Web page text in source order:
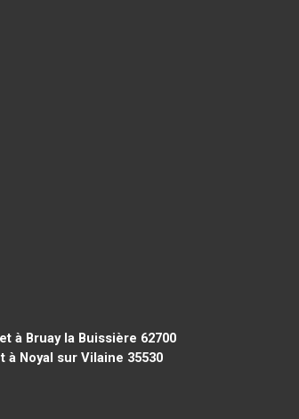
Bruay la Buissière 62700
Noyal sur Vilaine 35530